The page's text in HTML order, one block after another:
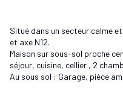
Situé dans un secteur calme
et axe N12.
Maison sur sous-sol proche
séjour, cuisine, cellier , 2
Au sous sol : Garage, pièce